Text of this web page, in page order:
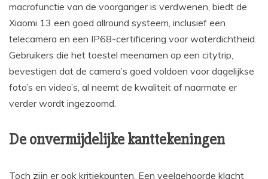
macrofunctie van de voorganger is verdwenen, biedt de
Xiaomi 13 een goed allround systeem, inclusief een
telecamera en een IP68-certificering voor waterdichtheid.
Gebruikers die het toestel meenamen op een citytrip,
bevestigen dat de camera’s goed voldoen voor dagelijkse
foto’s en video’s, al neemt de kwaliteit af naarmate er
verder wordt ingezoomd.
De onvermijdelijke kanttekeningen
Toch zijn er ook kritiekpunten. Een veelgehoorde klacht